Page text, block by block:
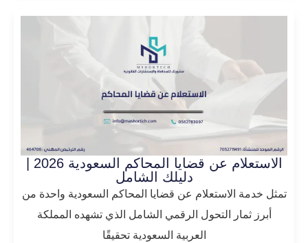
دليلك الشامل
تمثل خدمة الاستعلام عن قضايا المحاكم السعودية واحدة من
أبرز ثمار التحول الرقمي الشامل الذي تشهده المملكة
العربية السعودية تحقيقًا